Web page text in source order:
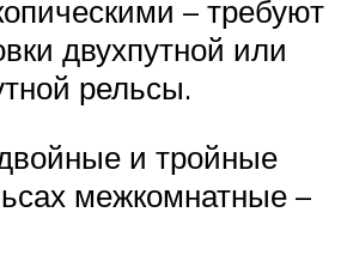
– требуют
двухпутной или
рельсы.
и тройные
межкомнатные –